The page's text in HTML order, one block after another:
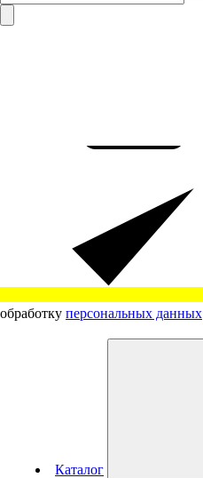
обработку персональных данных
Каталог